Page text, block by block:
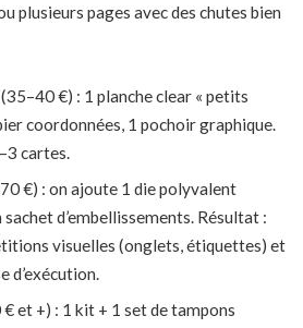
plusieurs pages avec des chutes bien
(35–40 €) : 1 planche clear « petits
coordonnées, 1 pochoir graphique.
cartes.
€) : on ajoute 1 die polyvalent
d’embellissements. Résultat :
visuelles (onglets, étiquettes) et
d’exécution.
et +) : 1 kit + 1 set de tampons